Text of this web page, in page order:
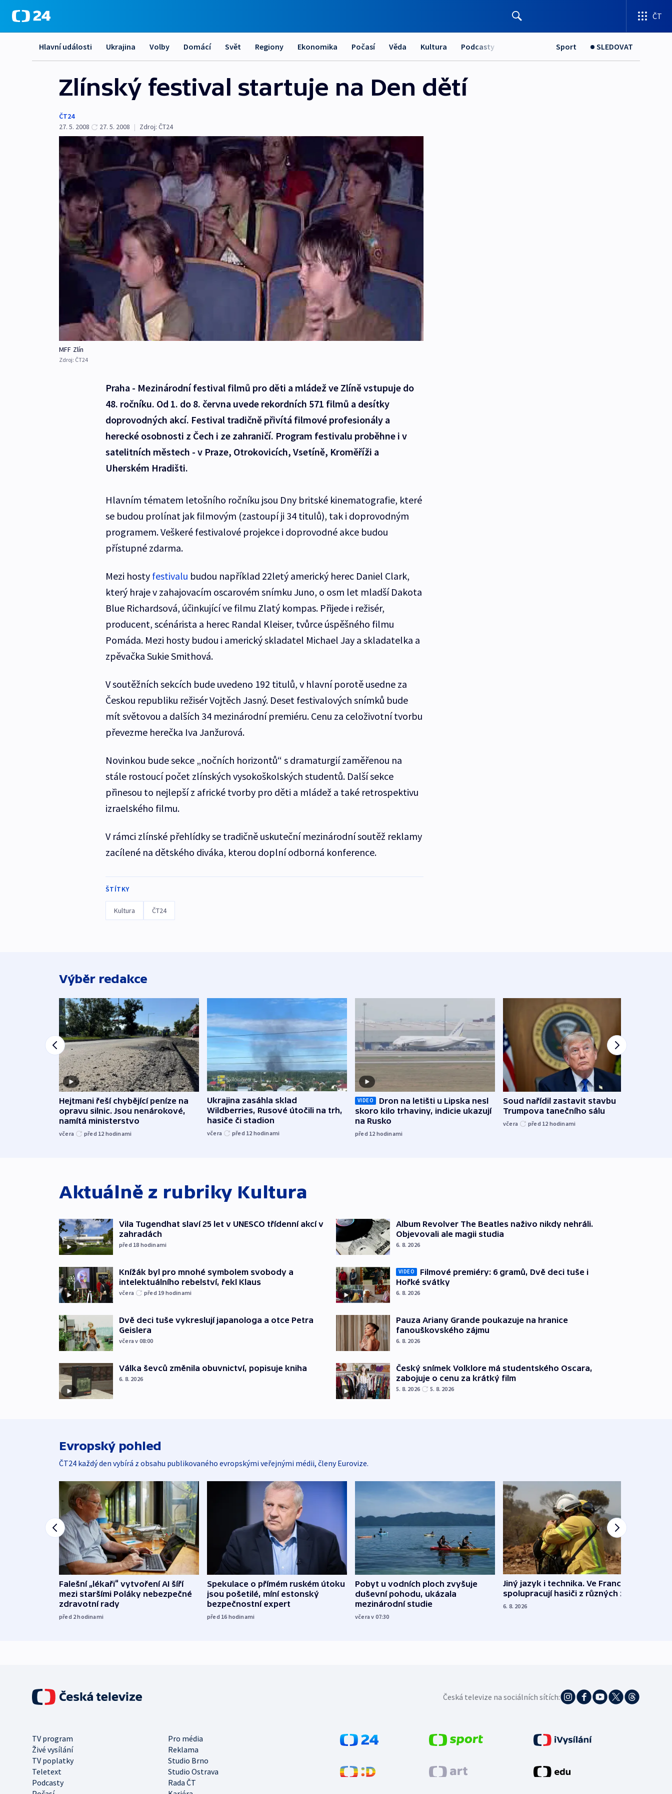
ČT
Hlavní události Ukrajina Volby Domácí Svět Regiony Ekonomika Počasí Věda Kultura Podcasty Sport SLEDOVAT
Zlínský festival startuje na Den dětí
ČT24
27. 5. 2008
27. 5. 2008 | Zdroj: ČT24
MFF Zlín
Zdroj: ČT24
Praha - Mezinárodní festival filmů pro děti a mládež ve Zlíně vstupuje do
48. ročníku. Od 1. do 8. června uvede rekordních 571 filmů a desítky
doprovodných akcí. Festival tradičně přivítá filmové profesionály a
herecké osobnosti z Čech i ze zahraničí. Program festivalu proběhne i v
satelitních městech - v Praze, Otrokovicích, Vsetíně, Kroměříži a
Uherském Hradišti.
Hlavním tématem letošního ročníku jsou Dny britské kinematografie, které
se budou prolínat jak filmovým (zastoupí ji 34 titulů), tak i doprovodným
programem. Veškeré festivalové projekce i doprovodné akce budou
přístupné zdarma.
Mezi hosty festivalu budou například 22letý americký herec Daniel Clark,
který hraje v zahajovacím oscarovém snímku Juno, o osm let mladší Dakota
Blue Richardsová, účinkující ve filmu Zlatý kompas. Přijede i režisér,
producent, scénárista a herec Randal Kleiser, tvůrce úspěšného filmu
Pomáda. Mezi hosty budou i americký skladatel Michael Jay a skladatelka a
zpěvačka Sukie Smithová.
V soutěžních sekcích bude uvedeno 192 titulů, v hlavní porotě usedne za
Českou republiku režisér Vojtěch Jasný. Deset festivalových snímků bude
mít světovou a dalších 34 mezinárodní premiéru. Cenu za celoživotní tvorbu
převezme herečka Iva Janžurová.
Novinkou bude sekce „nočních horizontů“ s dramaturgií zaměřenou na
stále rostoucí počet zlínských vysokoškolských studentů. Další sekce
přinesou to nejlepší z africké tvorby pro děti a mládež a také retrospektivu
izraelského filmu.
V rámci zlínské přehlídky se tradičně uskuteční mezinárodní soutěž reklamy
zacílené na dětského diváka, kterou doplní odborná konference.
ŠTÍTKY
Kultura ČT24
Výběr redakce
Hejtmani řeší chybějící peníze na
opravu silnic. Jsou nenárokové,
namítá ministerstvo
včera před 12 hodinami
Ukrajina zasáhla sklad
Wildberries, Rusové útočili na trh,
hasiče či stadion
včera před 12 hodinami
VIDEO
Dron na letišti u Lipska nesl
skoro kilo trhaviny, indicie ukazují
na Rusko
před 12 hodinami
Soud nařídil zastavit stavbu
Trumpova tanečního sálu
včera před 12 hodinami
Aktuálně z rubriky Kultura
Vila Tugendhat slaví 25 let v UNESCO třídenní akcí v
zahradách
před 18 hodinami
Knížák byl pro mnohé symbolem svobody a
intelektuálního rebelství, řekl Klaus
včera před 19 hodinami
Dvě deci tuše vykreslují japanologa a otce Petra
Geislera
včera v 08:00
Válka ševců změnila obuvnictví, popisuje kniha
6. 8. 2026
Album Revolver The Beatles naživo nikdy nehráli.
Objevovali ale magii studia
6. 8. 2026
VIDEO
Filmové premiéry: 6 gramů, Dvě deci tuše i
Hořké svátky
6. 8. 2026
Pauza Ariany Grande poukazuje na hranice
fanouškovského zájmu
6. 8. 2026
Český snímek Volklore má studentského Oscara,
zabojuje o cenu za krátký film
5. 8. 2026 5. 8. 2026
Evropský pohled
ČT24 každý den vybírá z obsahu publikovaného evropskými veřejnými médii, členy Eurovize.
Falešní „lékaři“ vytvoření AI šíří
mezi staršími Poláky nebezpečné
zdravotní rady
před 2hodinami
Spekulace o přímém ruském útoku
jsou pošetilé, míní estonský
bezpečnostní expert
před 16 hodinami
Pobyt u vodních ploch zvyšuje
duševní pohodu, ukázala
mezinárodní studie
včera v 07:30
Jiný jazyk i technika. Ve Francii
spolupracují hasiči z různých zemí
6. 8. 2026
Česká televize na sociálních sítích:
TV program
Pro média
Živé vysílání
Reklama
TV poplatky
Studio Brno
Teletext
Studio Ostrava
Podcasty
Rada ČT